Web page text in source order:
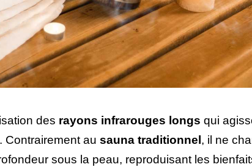
des rayons infrarouges longs qui
Contrairement au sauna traditionnel , il ne
sous la peau, reproduisant les